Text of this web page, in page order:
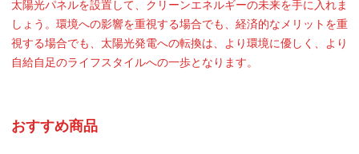
太陽光パネルを設置して、クリーンエネルギーの未来を手に入れま
しょう。環境への影響を重視する場合でも、経済的なメリットを重
視する場合でも、太陽光発電への転換は、より環境に優しく、より
自給自足のライフスタイルへの一歩となります。
おすすめ商品